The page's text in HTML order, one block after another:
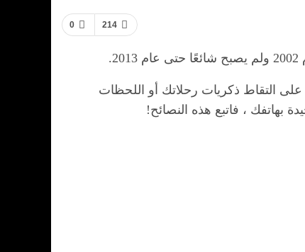
0 214
التقاط ذكريات رحلاتك أو اللحظات
بهاتفك ، فاتبع هذه النصائح!